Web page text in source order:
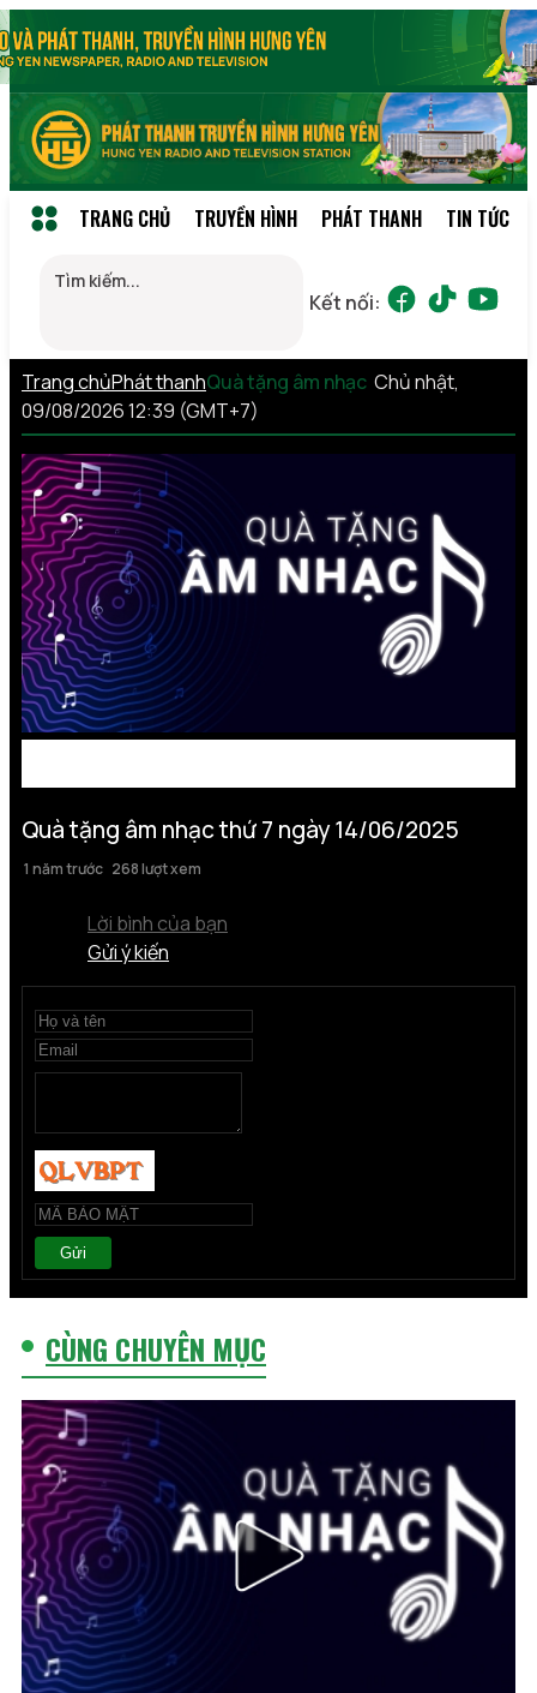
TRANG CHỦ TRUYỀN HÌNH PHÁT THANH TIN TỨC
Kết nối:
Trang chủPhát thanhQuà tặng âm nhạc Chủ nhật,
09/08/2026 12:39 (GMT+7)
Quà tặng âm nhạc thứ 7 ngày 14/06/2025
1 năm trước 268 lượt xem
Lời bình của bạn
Gửi ý kiến
Gửi
CÙNG CHUYÊN MỤC